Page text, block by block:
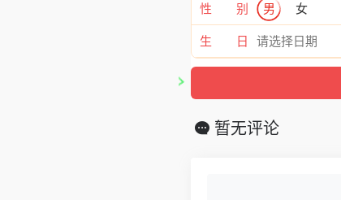
性 别 男 女
生 日
暂无评论